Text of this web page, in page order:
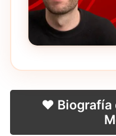
❤️ Biografía